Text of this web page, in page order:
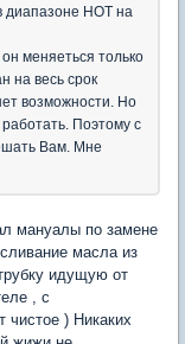
диапазоне HOT на
меняеться только
на весь срок
возможности. Но
Поэтому с
Вам. Мне
мануалы по замене
масла из
идущую от
, с
чистое ) Никаких